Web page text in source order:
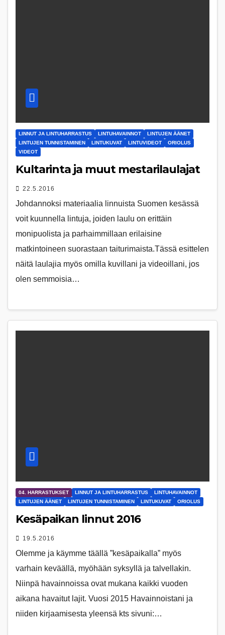
LINNUT JA LINTUHARRASTUS LINTUHAVAINNOT
LINTUJEN ÄÄNET
LINTUJEN TUNNISTAMINEN
LINTUKUVAT LINTUVIDEOT
ORIOLUS
VIDEOT
Kultarinta ja muut mestarilaulajat
22.5.2016
Johdannoksi materiaalia linnuista Suomen kesässä
voit kuunnella lintuja, joiden laulu on erittäin
monipuolista ja parhaimmillaan erilaisine
matkintoineen suorastaan taiturimaista.Tässä esittelen
näitä laulajia myös omilla kuvillani ja videoillani, jos
olen semmoisia…
04. HARRASTUKSET LINNUT JA LINTUHARRASTUS
LINTUHAVAINNOT
LINTUJEN ÄÄNET
LINTUJEN TUNNISTAMINEN LINTUKUVAT ORIOLUS
Kesäpaikan linnut 2016
19.5.2016
Olemme ja käymme täällä ”kesäpaikalla” myös
varhain keväällä, myöhään syksyllä ja talvellakin.
Niinpä havainnoissa ovat mukana kaikki vuoden
aikana havaitut lajit. Vuosi 2015 Havainnoistani ja
niiden kirjaamisesta yleensä kts sivuni:…